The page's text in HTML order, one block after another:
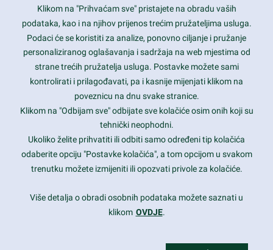
Contact Info
1600 Amphitheatre Parkway, Mountain View, CA 94043
prothemes.net@gmail.com
Daily: 9:00 am - 6:00 pm
Sunday: Closed
Copyright 2017FRESHFACE© All Rights Reserved
Klikom na "Prihvaćam sve" pristajete na obradu vaših
podataka, kao i na njihov prijenos trećim pružateljima usluga.
Podaci će se koristiti za analize, ponovno ciljanje i pružanje
personaliziranog oglašavanja i sadržaja na web mjestima od
strane trećih pružatelja usluga. Postavke možete sami
kontrolirati i prilagođavati, pa i kasnije mijenjati klikom na
poveznicu na dnu svake stranice.
Klikom na "Odbijam sve" odbijate sve kolačiće osim onih koji su
tehnički neophodni.
Ukoliko želite prihvatiti ili odbiti samo određeni tip kolačića
odaberite opciju "Postavke kolačića", a tom opcijom u svakom
trenutku možete izmijeniti ili opozvati privole za kolačiće.
Više detalja o obradi osobnih podataka možete saznati u
klikom OVDJE.